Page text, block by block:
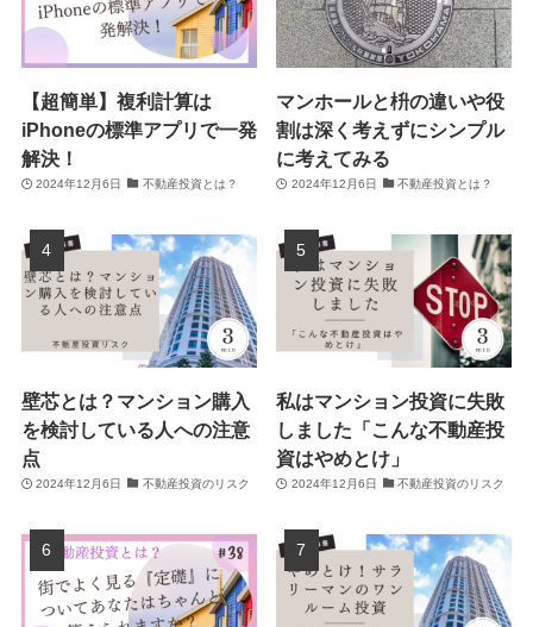
【超簡単】複利計算は
iPhoneの標準アプリで一発
解決！
2024年12月6日 不動産投資とは？
マンホールと枡の違いや役
割は深く考えずにシンプル
に考えてみる
2024年12月6日 不動産投資とは？
壁芯とは？マンション購入
を検討している人への注意
点
2024年12月6日 不動産投資のリスク
私はマンション投資に失敗
しました「こんな不動産投
資はやめとけ」
2024年12月6日 不動産投資のリスク